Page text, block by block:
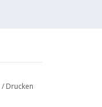
/ Drucken